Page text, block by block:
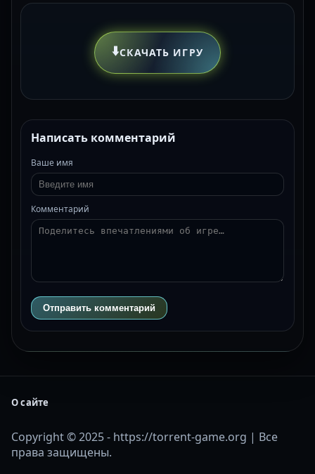
⬇️СКАЧАТЬ ИГРУ
Написать комментарий
Ваше имя
Комментарий
Отправить комментарий
О сайте
Copyright © 2025 - https://torrent-game.org | Все
права защищены.